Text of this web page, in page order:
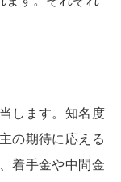
します。知名度
の期待に応える
着手金や中間金